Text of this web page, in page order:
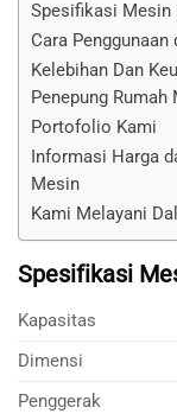
Spesifikasi Mesin
Cara
Kelebihan Dan
Penepung Rumah
Portofolio Kami
Informasi Harga
Mesin
Kami Melayani
Spesifikasi
Kapasitas
Dimensi
Penggerak